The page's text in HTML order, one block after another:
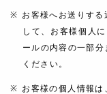
お客様へお送りす
して、お客様個人
ールの内容の一部
ください。
お客様の個人情報